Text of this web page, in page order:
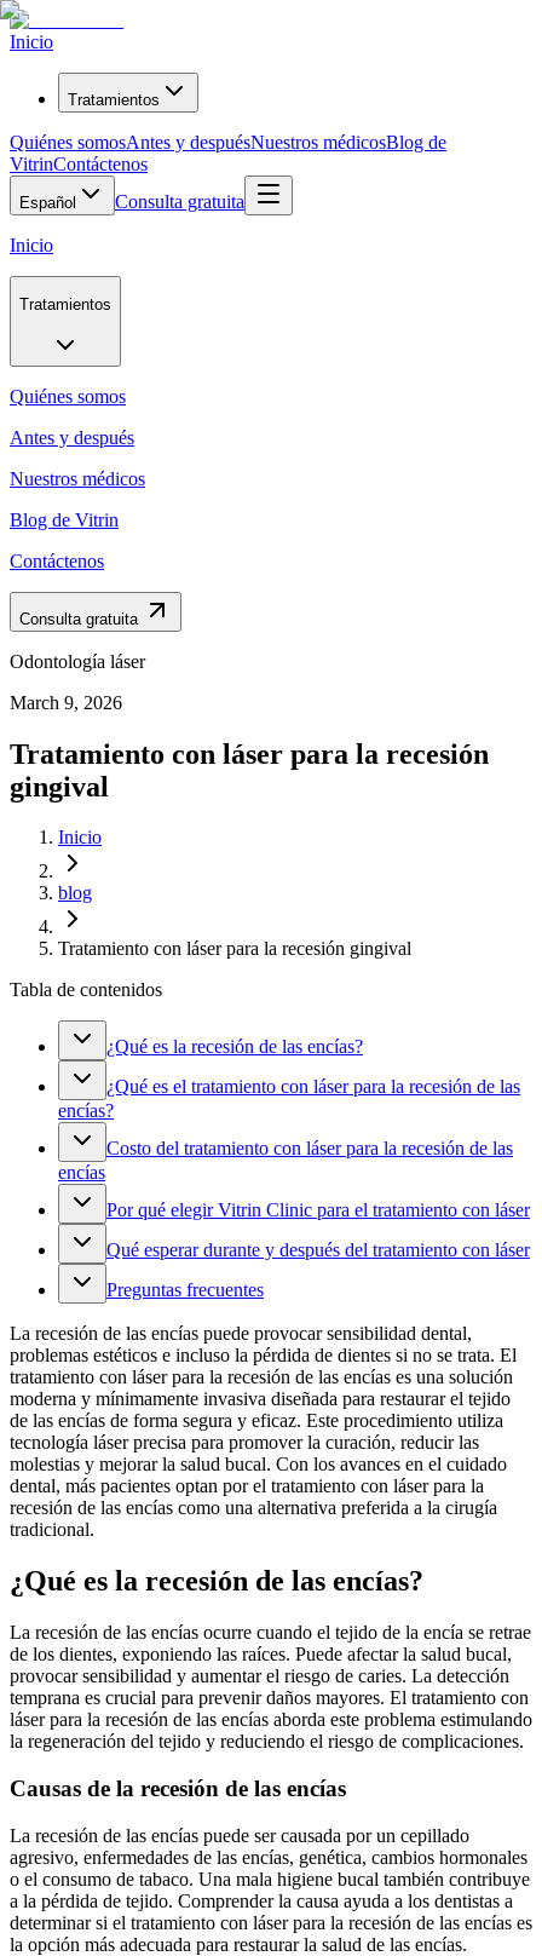
Inicio
Tratamientos
Quiénes somosAntes y despuésNuestros médicosBlog de
VitrinContáctenos
Español Consulta gratuita
Inicio
Tratamientos
Quiénes somos
Antes y después
Nuestros médicos
Blog de Vitrin
Contáctenos
Consulta gratuita
Odontología láser
March 9, 2026
Tratamiento con láser para la recesión
gingival
Inicio
blog
Tratamiento con láser para la recesión gingival
Tabla de contenidos
¿Qué es la recesión de las encías?
¿Qué es el tratamiento con láser para la recesión de las
encías?
Costo del tratamiento con láser para la recesión de las
encías
Por qué elegir Vitrin Clinic para el tratamiento con láser
Qué esperar durante y después del tratamiento con láser
Preguntas frecuentes
La recesión de las encías puede provocar sensibilidad dental,
problemas estéticos e incluso la pérdida de dientes si no se trata. El
tratamiento con láser para la recesión de las encías es una solución
moderna y mínimamente invasiva diseñada para restaurar el tejido
de las encías de forma segura y eficaz. Este procedimiento utiliza
tecnología láser precisa para promover la curación, reducir las
molestias y mejorar la salud bucal. Con los avances en el cuidado
dental, más pacientes optan por el tratamiento con láser para la
recesión de las encías como una alternativa preferida a la cirugía
tradicional.
¿Qué es la recesión de las encías?
La recesión de las encías ocurre cuando el tejido de la encía se retrae
de los dientes, exponiendo las raíces. Puede afectar la salud bucal,
provocar sensibilidad y aumentar el riesgo de caries. La detección
temprana es crucial para prevenir daños mayores. El tratamiento con
láser para la recesión de las encías aborda este problema estimulando
la regeneración del tejido y reduciendo el riesgo de complicaciones.
Causas de la recesión de las encías
La recesión de las encías puede ser causada por un cepillado
agresivo, enfermedades de las encías, genética, cambios hormonales
o el consumo de tabaco. Una mala higiene bucal también contribuye
a la pérdida de tejido. Comprender la causa ayuda a los dentistas a
determinar si el tratamiento con láser para la recesión de las encías es
la opción más adecuada para restaurar la salud de las encías.